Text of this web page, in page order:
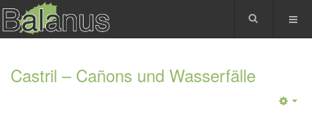
Castril – Cañons und Wasserfälle